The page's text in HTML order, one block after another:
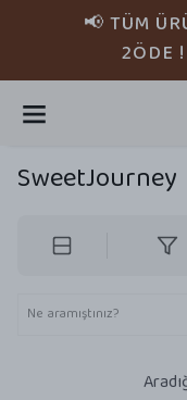
📢 TÜM
2ÖDE
SweetJourney